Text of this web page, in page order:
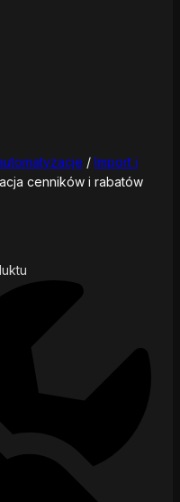
/ Import i
cenników i rabatów